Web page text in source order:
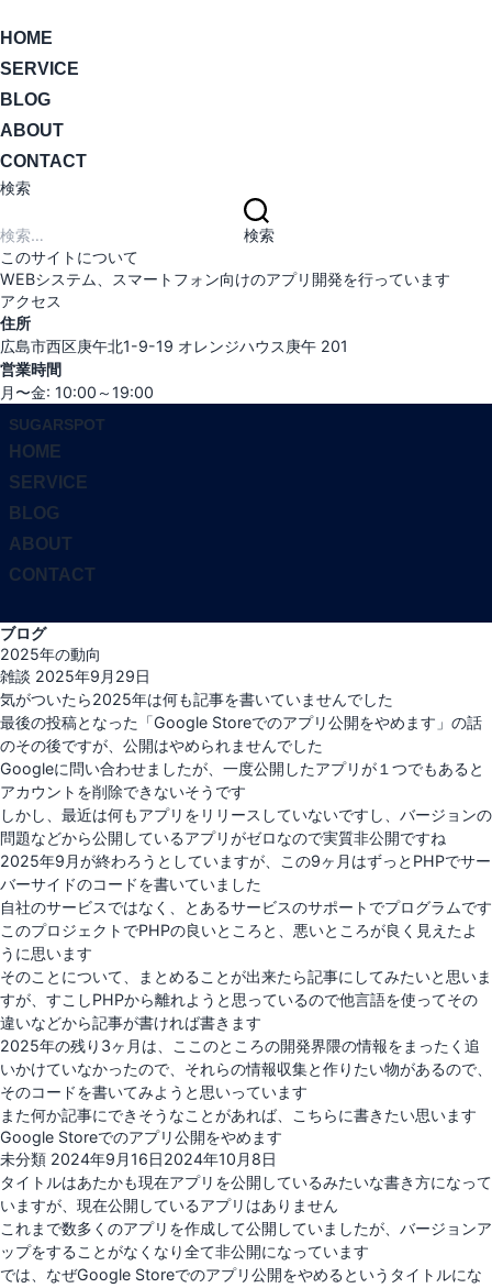
ナ
ゲ
ー
シ
ン
切
替
え
HOME
SERVICE
BLOG
ABOUT
CONTACT
検索
索:
検索
このサイトについて
WEBシステム、スマートフォン向けのアプリ開発を行っています
アクセス
住所
広島市西区庚午北1-9-19 オレンジハウス庚午 201
営業時間
月〜金: 10:00～19:00
テ
ン
ツ
ス
キ
プ
SUGARSPOT
HOME
SERVICE
BLOG
ABOUT
CONTACT
サ
イ
ド
バ
ー
と
ナ
ビ
ゲ
ー
シ
ョ
ン
を
切
り
替
え
る
ブログ
2025年の動向
雑談 投
稿
日:
2025年9月29日
気がついたら2025年は何も記事を書いていませんでした
最後の投稿となった「Google Storeでのアプリ公開をやめます 」の話
のその後ですが、公開はやめられませんでした
Googleに問い合わせましたが、一度公開したアプリが１つでもあると
アカウントを削除できないそうです
しかし、最近は何もアプリをリリースしていないですし、バージョンの
問題などから公開しているアプリがゼロなので実質非公開ですね
2025年9月が終わろうとしていますが、この9ヶ月はずっとPHPでサー
バーサイドのコードを書いていました
自社のサービスではなく、とあるサービスのサポートでプログラムです
このプロジェクトでPHPの良いところと、悪いところが良く見えたよ
うに思います
そのことについて、まとめることが出来たら記事にしてみたいと思いま
すが、すこしPHPから離れようと思っているので他言語を使ってその
違いなどから記事が書ければ書きます
2025年の残り3ヶ月は、ここのところの開発界隈の情報をまったく追
いかけていなかったので、それらの情報収集と作りたい物があるので、
そのコードを書いてみようと思いっています
また何か記事にできそうなことがあれば、こちらに書きたい思います
Google Storeでのアプリ公開をやめます
未分類投
稿
日:
2024年9月16日2024年10月8日
タイトルはあたかも現在アプリを公開しているみたいな書き方になって
いますが、現在公開しているアプリはありません
これまで数多くのアプリを作成して公開していましたが、バージョンア
ップをすることがなくなり全て非公開になっています
では、なぜGoogle Storeでのアプリ公開をやめるというタイトルにな